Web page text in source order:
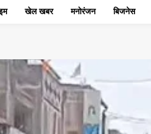
खेल खबर मनोरंजन बिजनेस